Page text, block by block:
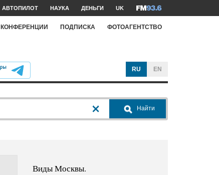
АВТОПИЛОТ НАУКА ДЕНЬГИ UK
КОНФЕРЕНЦИИ ПОДПИСКА ФОТОАГЕНТСТВО
RU EN
Найти
Виды Москвы.